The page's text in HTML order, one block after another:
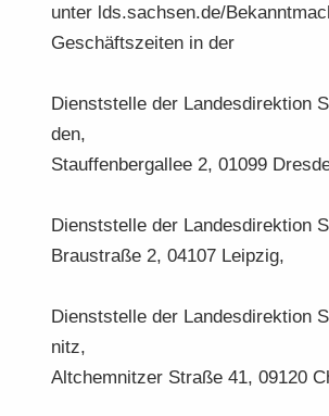
unter lds.sach­sen.de/
Ge­schäfts­zei­ten in der
Dienst­stel­le der Lan­des­di­rek­ti­on
den,
Stauf­fen­berg­al­lee 2, 01099
Dienst­stel­le der Lan­des­di­rek­ti­on
Brau­stra­ße 2, 04107 Leip­zig,
Dienst­stel­le der Lan­des­di­rek­ti­on
nitz,
Alt­chem­nit­zer Stra­ße 41, 09120